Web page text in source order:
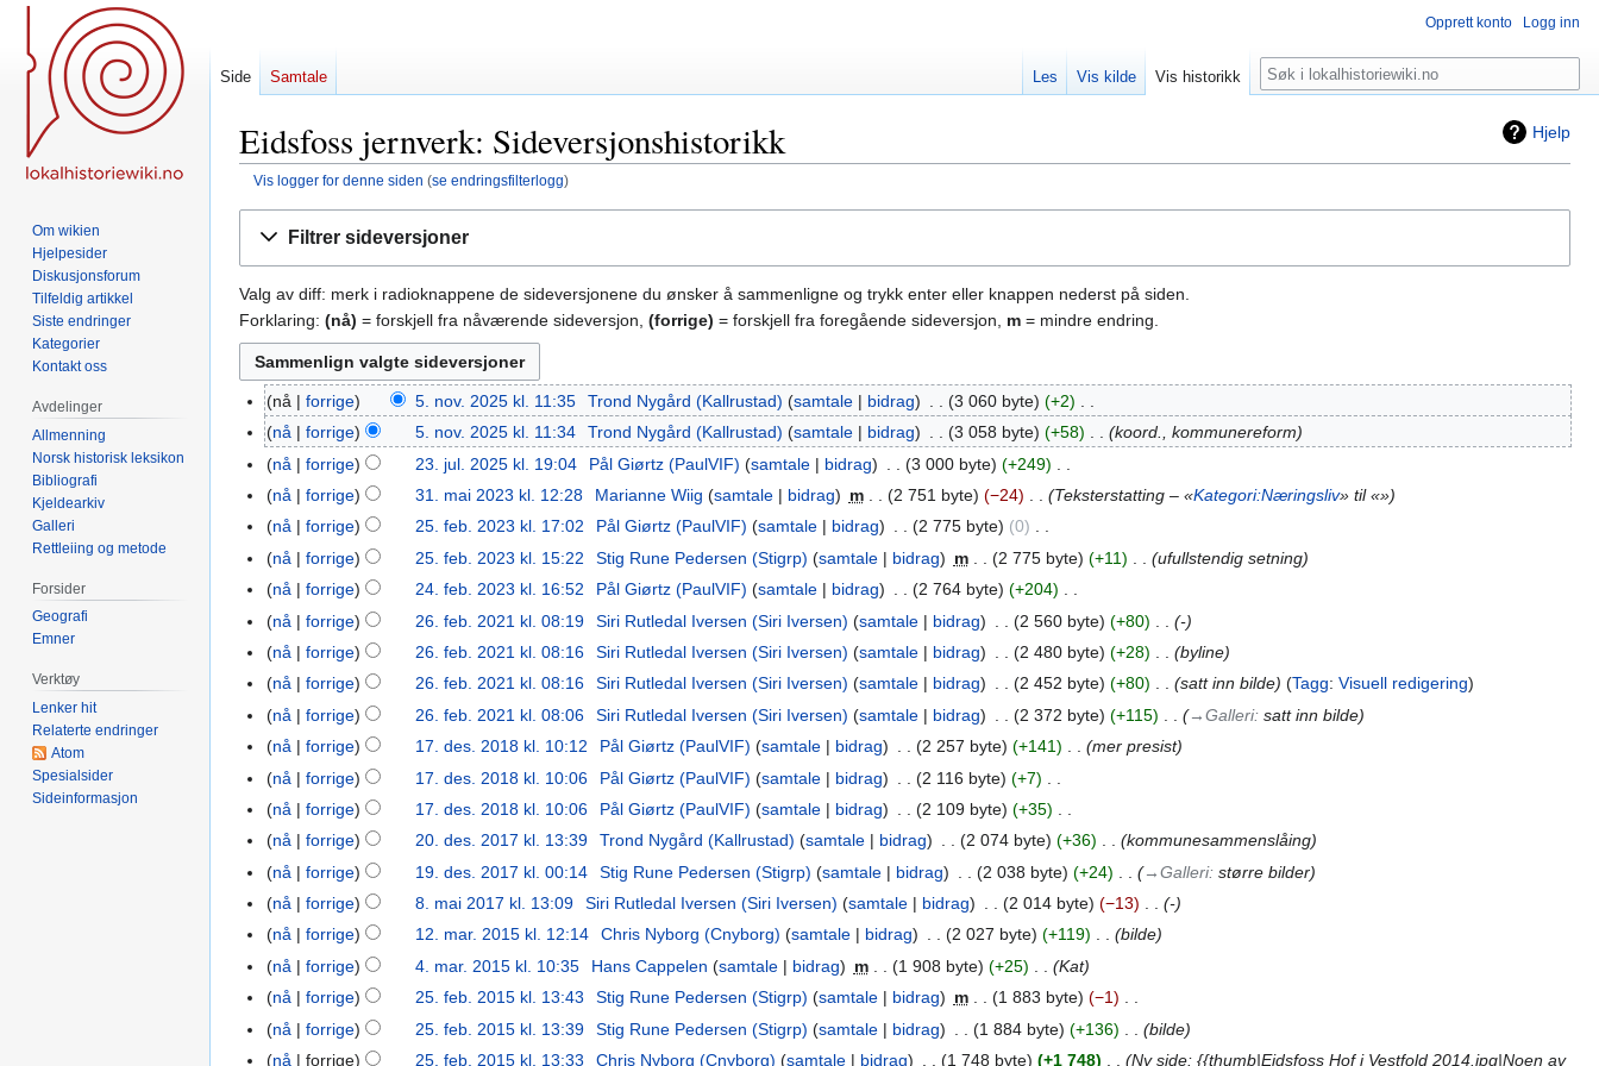
Hjelp
Eidsfoss jernverk: Sideversjonshistorikk
Vis logger for denne siden (se endringsfilterlogg)
Filtrer sideversjoner
Valg av diff: merk i radioknappene de sideversjonene du ønsker å sammenligne og trykk enter eller knappen nederst på siden.
Forklaring: (nå) = forskjell fra nåværende sideversjon, (forrige) = forskjell fra foregående sideversjon, m = mindre endring.
5.
nov.
2025
nå forrige 5. nov. 2025 kl. 11:35 Trond Nygård (Kallrustad) samtale bidrag 3 060 byte +2
I
n
g
e
n
r
e
i
g
e
r
i
g
s
f
o
r
a
r
i
n
nå forrige 5. nov. 2025 kl. 11:34 Trond Nygård (Kallrustad) samtale bidrag 3 058 byte +58
koord., kommunereform
23.
jul.
2025
nå forrige 23. jul. 2025 kl. 19:04 Pål Giørtz (PaulVIF) samtale bidrag 3 000 byte +249
I
g
e
n
r
e
g
e
r
i
g
s
f
o
r
a
31.
mai
2023
nå forrige 31. mai 2023 kl. 12:28 Marianne Wiig samtale bidrag m 2 751 byte −24 Teksterstatting – «Kategori:Næringsliv» til «»
25.
feb.
2023
nå forrige 25. feb. 2023 kl. 17:02 Pål Giørtz (PaulVIF) samtale bidrag 2 775 byte 0
I
g
e
n
r
e
i
g
e
r
i
g
s
f
o
r
nå forrige 25. feb. 2023 kl. 15:22 Stig Rune Pedersen (Stigrp) samtale bidrag m 2 775 byte +11
ufullstendig setning
24.
feb.
2023
nå forrige 24. feb. 2023 kl. 16:52 Pål Giørtz (PaulVIF) samtale bidrag 2 764 byte +204
I
g
e
n
r
e
i
g
e
r
i
g
s
f
o
26.
feb.
2021
nå forrige 26. feb. 2021 kl. 08:19 Siri Rutledal Iversen (Siri Iversen) samtale bidrag 2 560 byte +80
-
nå
forrige 26. feb. 2021 kl. 08:16 Siri Rutledal Iversen (Siri Iversen) samtale bidrag 2 480 byte +28
byline
nå
forrige 26. feb. 2021 kl. 08:16 Siri Rutledal Iversen (Siri Iversen) samtale bidrag 2 452 byte +80 satt inn bilde Tagg: Visuell redigering
nå
forrige 26. feb. 2021 kl. 08:06 Siri Rutledal Iversen (Siri Iversen) samtale bidrag 2 372 byte +115 →‎Galleri: satt inn bilde
17.
des.
2018
nå forrige 17. des. 2018 kl. 10:12 Pål Giørtz (PaulVIF) samtale bidrag 2 257 byte +141
mer presist
nå
forrige 17. des. 2018 kl. 10:06 Pål Giørtz (PaulVIF) samtale bidrag 2 116 byte +7
I
g
e
n
r
e
i
g
nå forrige 17. des. 2018 kl. 10:06 Pål Giørtz (PaulVIF) samtale bidrag 2 109 byte +35
I
g
e
n
r
e
i
20.
des.
2017
nå forrige 20. des. 2017 kl. 13:39 Trond Nygård (Kallrustad) samtale bidrag 2 074 byte +36
kommunesammenslåing
19.
des.
2017
nå forrige 19. des. 2017 kl. 00:14 Stig Rune Pedersen (Stigrp) samtale bidrag 2 038 byte +24 →‎Galleri: større bilder
8.
mai
2017
nå forrige 8. mai 2017 kl. 13:09 Siri Rutledal Iversen (Siri Iversen) samtale bidrag 2 014 byte −13
-
12.
mar.
2015
nå forrige 12. mar. 2015 kl. 12:14 Chris Nyborg (Cnyborg) samtale bidrag 2 027 byte +119
bilde
4.
mar.
2015
nå forrige 4. mar. 2015 kl. 10:35 Hans Cappelen samtale bidrag m 1 908 byte +25
Kat
25.
feb.
2015
nå forrige 25. feb. 2015 kl. 13:43 Stig Rune Pedersen (Stigrp) samtale bidrag m 1 883 byte −1
Inå forrige 25. feb. 2015 kl. 13:39 Stig Rune Pedersen (Stigrp) samtale bidrag 1 884 byte +136
bilde
nå
forrige 25. feb. 2015 kl. 13:33 Chris Nyborg (Cnyborg) samtale bidrag 1 748 byte +1 748 Ny side: {{thumb|Eidsfoss Hof i Vestfold 2014.jpg|Noen av
Opprett konto Logg inn
Side Samtale Les Vis kilde Vis historikk Søk
Om wikien
Hjelpesider
Diskusjonsforum
Tilfeldig artikkel
Siste endringer
Kategorier
Kontakt oss
Avdelinger
Allmenning
Norsk historisk leksikon
Bibliografi
Kjeldearkiv
Galleri
Rettleiing og metode
Forsider
Geografi
Emner
Verktøy
Lenker hit
Relaterte endringer
Atom
Spesialsider
Sideinformasjon